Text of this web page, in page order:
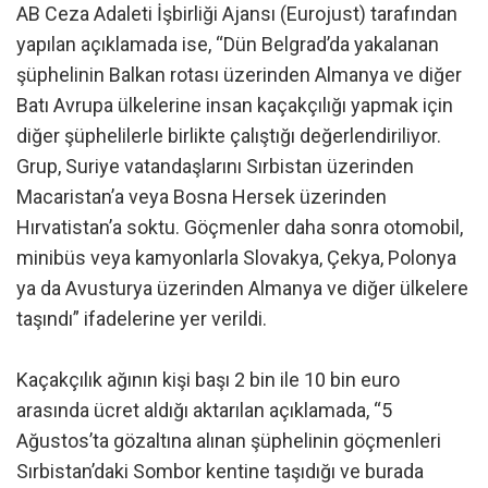
AB Ceza Adaleti İşbirliği Ajansı (Eurojust) tarafından
yapılan açıklamada ise, “Dün Belgrad’da yakalanan
şüphelinin Balkan rotası üzerinden Almanya ve diğer
Batı Avrupa ülkelerine insan kaçakçılığı yapmak için
diğer şüphelilerle birlikte çalıştığı değerlendiriliyor.
Grup, Suriye vatandaşlarını Sırbistan üzerinden
Macaristan’a veya Bosna Hersek üzerinden
Hırvatistan’a soktu. Göçmenler daha sonra otomobil,
minibüs veya kamyonlarla Slovakya, Çekya, Polonya
ya da Avusturya üzerinden Almanya ve diğer ülkelere
taşındı” ifadelerine yer verildi.
Kaçakçılık ağının kişi başı 2 bin ile 10 bin euro
arasında ücret aldığı aktarılan açıklamada, “5
Ağustos’ta gözaltına alınan şüphelinin göçmenleri
Sırbistan’daki Sombor kentine taşıdığı ve burada